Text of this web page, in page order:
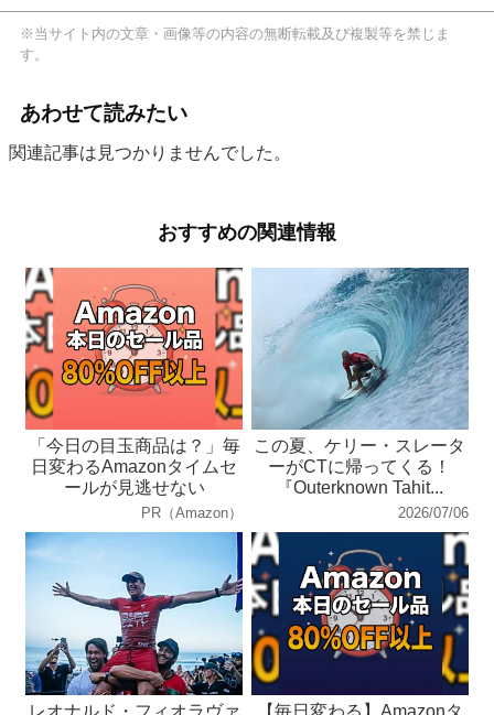
※当サイト内の文章・画像等の内容の無断転載及び複製等を禁じま
す。
あわせて読みたい
関連記事は見つかりませんでした。
おすすめの関連情報
「今日の目玉商品は？」毎
日変わるAmazonタイムセ
ールが見逃せない
PR（Amazon）
この夏、ケリー・スレータ
ーがCTに帰ってくる！
『Outerknown Tahit...
2026/07/06
レオナルド・フィオラヴァ 【毎日変わる】Amazonタ